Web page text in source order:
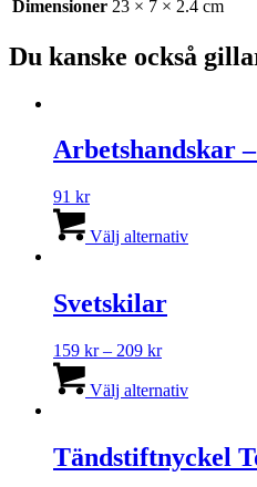
Dimensioner 23 × 7 × 2.4 cm
Du kanske också
Arbetshandskar
91 kr
Välj alternativhär
kan
Svetskilar
159 kr – 209 krPrisintervall:
till
Välj alternativhär
flera
varianter.
Tändstiftnyckel